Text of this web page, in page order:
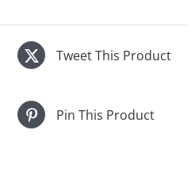
Tweet This Product
Pin This Product